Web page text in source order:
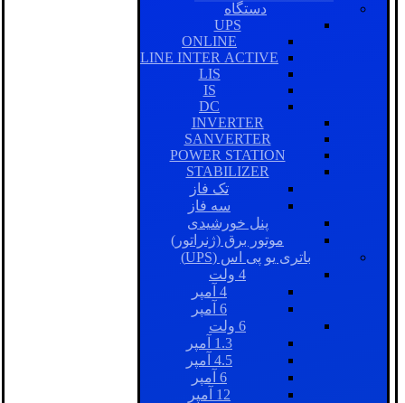
دستگاه
UPS
ONLINE
LINE INTER ACTIVE
LIS
IS
DC
INVERTER
SANVERTER
POWER STATION
STABILIZER
تک فاز
سه فاز
پنل خورشیدی
موتور برق (ژنراتور)
باتری یو پی اس (UPS)
4 ولت
4 آمپر
6 آمپر
6 ولت
1.3 آمپر
4.5 آمپر
6 آمپر
12 آمپر